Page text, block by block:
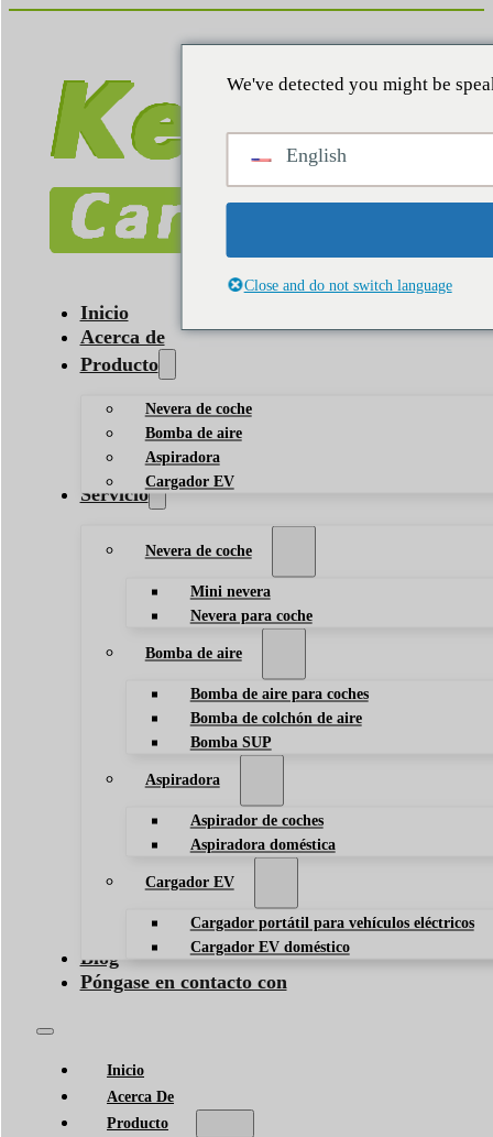
Inicio
Acerca de
Producto
Nevera de coche
Bomba de aire
Aspiradora
Cargador EV
Servicio
Nevera de coche
Mini nevera
Nevera para coche
Bomba de aire
Bomba de aire para coches
Bomba de colchón de aire
Bomba SUP
Aspiradora
Aspirador de coches
Aspiradora doméstica
Cargador EV
Cargador portátil para vehículos eléctricos
Cargador EV doméstico
Blog
Póngase en contacto con
Inicio
Acerca De
Producto
We've detected you might be
English
Close and do not switch language